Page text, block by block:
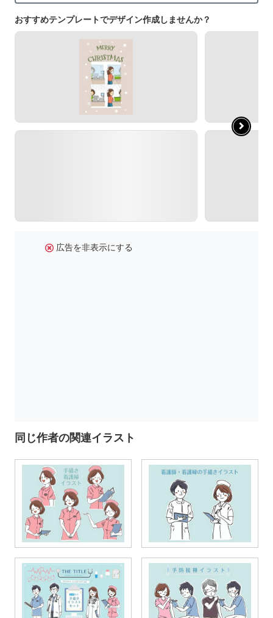
おすすめテンプレートでデザイン作成しませんか？
広告を非表示にする
同じ作者の関連イラスト